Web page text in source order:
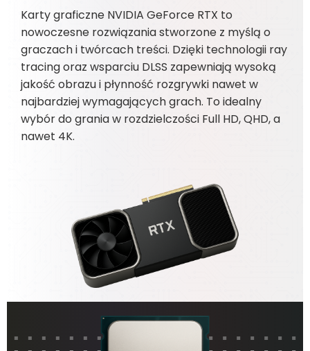
Karty graficzne NVIDIA GeForce RTX to
nowoczesne rozwiązania stworzone z myślą o
graczach i twórcach treści. Dzięki technologii ray
tracing oraz wsparciu DLSS zapewniają wysoką
jakość obrazu i płynność rozgrywki nawet w
najbardziej wymagających grach. To idealny
wybór do grania w rozdzielczości Full HD, QHD, a
nawet 4K.